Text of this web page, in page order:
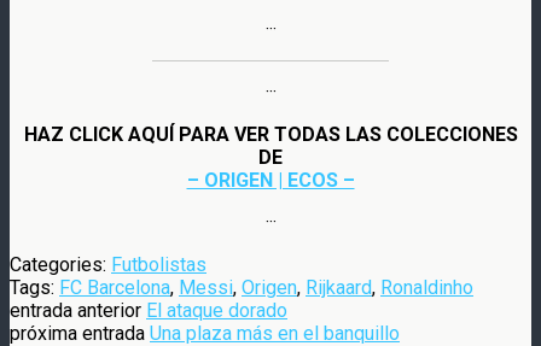
···
···
HAZ CLICK AQUÍ PARA VER TODAS LAS COLECCIONES
DE
– ORIGEN | ECOS –
···
Categories: Futbolistas
Tags: FC Barcelona, Messi, Origen, Rijkaard, Ronaldinho
entrada anterior El ataque dorado
próxima entrada Una plaza más en el banquillo